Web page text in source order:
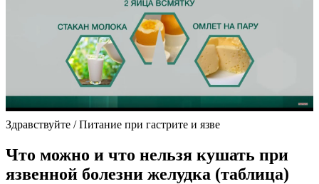
Здравствуйте / Питание при гастрите и язве
Что можно и что нельзя кушать при
язвенной болезни желудка (таблица)